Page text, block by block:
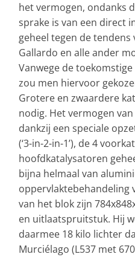
het vermogen, ondanks
sprake is van een direct
geheel tegen de tendens
Gallardo en alle ander
Vanwege de
zou men hiervoor
Grotere en zwaardere
nodig. Het vermogen
dankzij een speciale
(‘3-in-2-in-1’), de 4
hoofdkatalysatoren
bijna helmaal van
oppervlaktebehandeling
van het blok zijn
en uitlaatspruitstuk. Hij
daarmee 18 kilo lichter
Murciélago (L537 met